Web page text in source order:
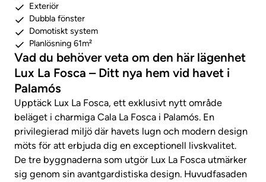
Exteriör
Dubbla fönster
Domotiskt system
Planlösning 61m²
Vad du behöver veta om den här lägenhet
Lux La Fosca – Ditt nya hem vid havet i
Palamós
Upptäck Lux La Fosca, ett exklusivt nytt område
beläget i charmiga Cala La Fosca i Palamós. En
privilegierad miljö där havets lugn och modern design
möts för att erbjuda dig en exceptionell livskvalitet.
De tre byggnaderna som utgör Lux La Fosca utmärker
sig genom sin avantgardistiska design. Huvudfasaden